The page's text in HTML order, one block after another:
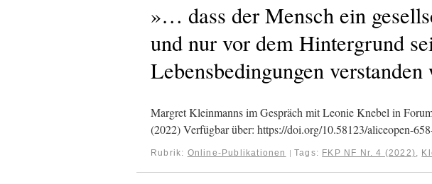
»… dass der Mensch ein
und nur vor dem Hintergrund
Lebensbedingungen
Margret Kleinmanns im Gespräch mit Leonie Knebel in
(2022) Verfügbar über: https://doi.org/10.58123/aliceopen-
Rubrik: Online-Publikationen | Tags: FKP NF Nr. 4 (2022),